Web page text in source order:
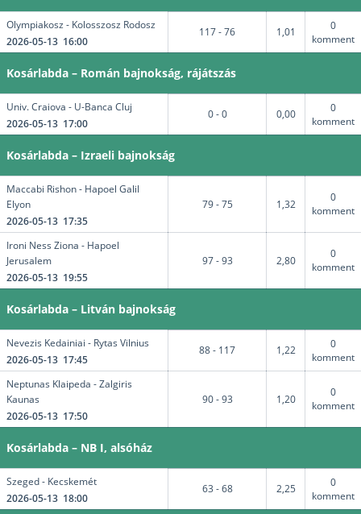
Olympiakosz - Kolosszosz Rodosz
2026-05-13 16:00
117 - 76 1,01
0
komment
Kosárlabda – Román bajnokság, rájátszás
Univ. Craiova - U-Banca Cluj
2026-05-13 17:00
0 - 0 0,00
0
komment
Kosárlabda – Izraeli bajnokság
Maccabi Rishon - Hapoel Galil
Elyon
2026-05-13 17:35
79 - 75 1,32
0
komment
Ironi Ness Ziona - Hapoel
Jerusalem
2026-05-13 19:55
97 - 93 2,80
0
komment
Kosárlabda – Litván bajnokság
Nevezis Kedainiai - Rytas Vilnius
2026-05-13 17:45
88 - 117 1,22
0
komment
Neptunas Klaipeda - Zalgiris
Kaunas
2026-05-13 17:50
90 - 93 1,20
0
komment
Kosárlabda – NB I, alsóház
Szeged - Kecskemét
2026-05-13 18:00
63 - 68 2,25
0
komment